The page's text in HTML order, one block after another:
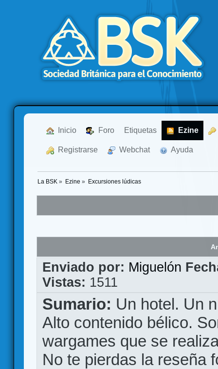
Inicio Foro Etiquetas Ezine
Registrarse Webchat Ayuda
La BSK » Ezine » Excursiones lúdicas
Enviado por: Miguelón
Vistas: 1511
Sumario: Un hotel. Un
Alto contenido bélico.
wargames que se
No te pierdas la reseña